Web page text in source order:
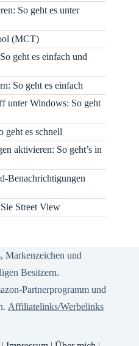
So geht es unter
(MCT)
geht es einfach und
So geht es einfach
unter Windows: So geht
es schnell
aktivieren: So geht’s in
Benachrichtigungen
Street View
Markenzeichen und
Besitzern.
Partnerprogramm und
Affiliatelinks/Werbelinks